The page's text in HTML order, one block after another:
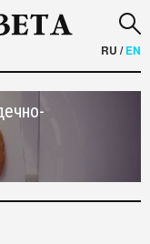
RU /EN